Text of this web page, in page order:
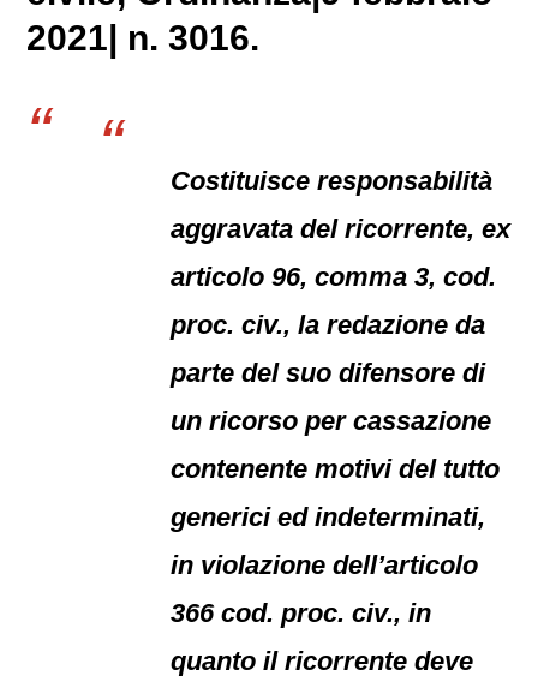
2021| n. 3016.
Costituisce responsabilità
aggravata del ricorrente, ex
articolo 96, comma 3, cod.
proc. civ., la redazione da
parte del suo difensore di
un ricorso per cassazione
contenente motivi del tutto
generici ed indeterminati,
in violazione dell’articolo
366 cod. proc. civ., in
quanto il ricorrente deve